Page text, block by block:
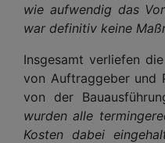
wie aufwendig das
war definitiv keine
Insgesamt verliefen
von Auftraggeber und
von der
wurden alle
Kosten dabei